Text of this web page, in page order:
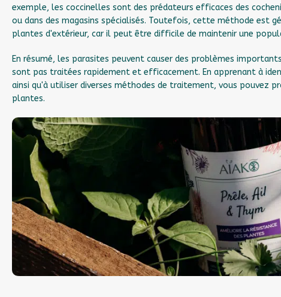
exemple, les coccinelles sont des prédateurs efficaces des
ou dans des magasins spécialisés. Toutefois, cette méthode est
plantes d'extérieur, car il peut être difficile de maintenir une
En résumé, les parasites peuvent causer des problèmes
sont pas traitées rapidement et efficacement. En apprenant à
ainsi qu'à utiliser diverses méthodes de traitement, vous pouvez
plantes.